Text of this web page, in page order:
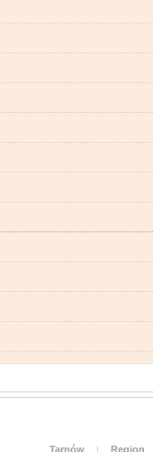
Tarnów | Region